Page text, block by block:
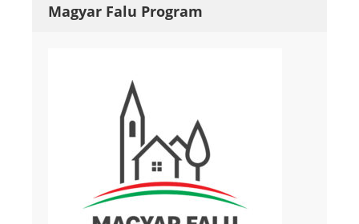
Magyar Falu Program